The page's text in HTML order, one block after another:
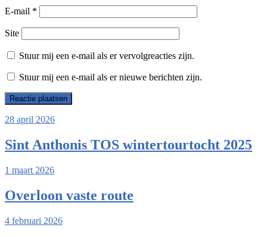
E-mail *
Site
Stuur mij een e-mail als er vervolgreacties zijn.
Stuur mij een e-mail als er nieuwe berichten zijn.
28 april 2026
Sint Anthonis TOS wintertourtocht 2025
1 maart 2026
Overloon vaste route
4 februari 2026